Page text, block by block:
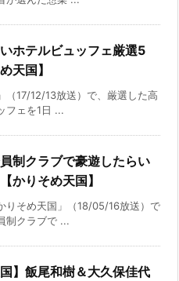
ホテルビュッフェ厳選5
天国】
（17/12/13放送）で、厳選した高
フェを1日 ...
制クラブで豪遊したらい
かりそめ天国】
りそめ天国」（18/05/16放送）で
制クラブで ...
国】飯尾和樹＆大久保佳代